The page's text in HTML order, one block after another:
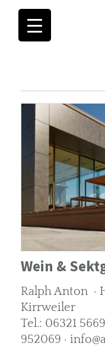
Wein &
Ralph Anton ·
Kirrweiler
Tel.: 06321
952069 ·